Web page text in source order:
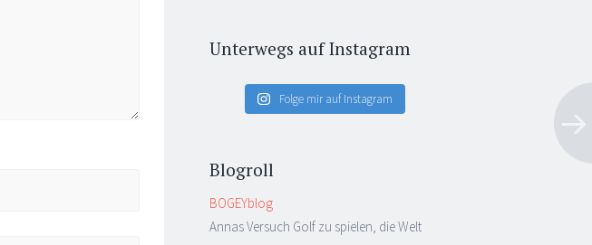
Unterwegs auf Instagram
Folge mir auf Instagram
Blogroll
BOGEYblog
Annas Versuch Golf zu spielen, die Welt